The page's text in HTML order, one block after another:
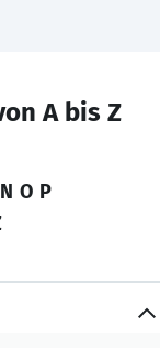
A bis Z
N O P